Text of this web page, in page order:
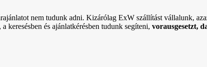
nem tudunk adni. Kizárólag ExW szállítást vállalunk,
és ajánlatkérésben tudunk segíteni, vorausgesetzt,